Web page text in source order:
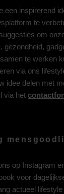
een inspirerend
te
om
gezondheid,
te werken
via ons
idee delen met
via het
op Instagram
voor
actueel